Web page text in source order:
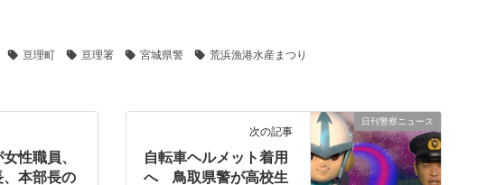
亘理町 亘理署 宮城県警 荒浜漁港水産まつり
性職員、
本部長の
日刊警察ニュース
次の記事
自転車ヘルメット着用
へ 鳥取県警が高校生